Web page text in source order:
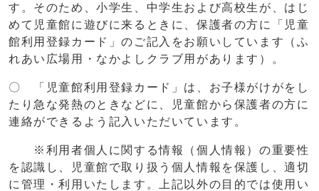
す。そのため、小学生、中学生および高校生が、はじ
めて児童館に遊びに来るときに、保護者の方に「児童
館利用登録カード」のご記入をお願いしています（ふ
れあい広場用・なかよしクラブ用があります）。
〇 「児童館利用登録カード」は、お子様がけがをし
たり急な発熱のときなどに、児童館から保護者の方に
連絡ができるよう記入いただいています。
※利用者個人に関する情報（個人情報）の重要性
を認識し、児童館で取り扱う個人情報を保護し、適切
に管理・利用いたします。上記以外の目的では使用い